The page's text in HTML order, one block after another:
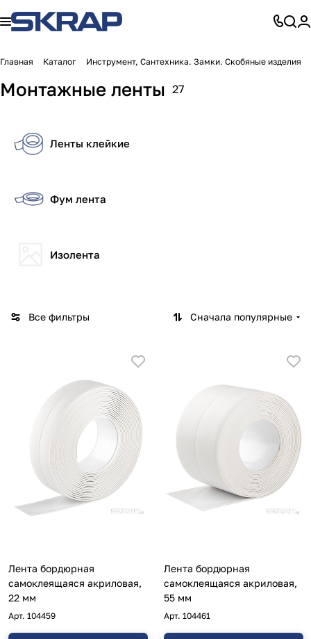
Главная Каталог Инструмент, Сантехника. Замки. Скобяные изделия
Монтажные ленты 27
Ленты клейкие
Фум лента
Изолента
Все фильтры Сначала популярные
Лента бордюрная
самоклеящаяся акриловая,
22 мм
Арт. 104459
Лента бордюрная
самоклеящаяся акриловая,
55 мм
Арт. 104461